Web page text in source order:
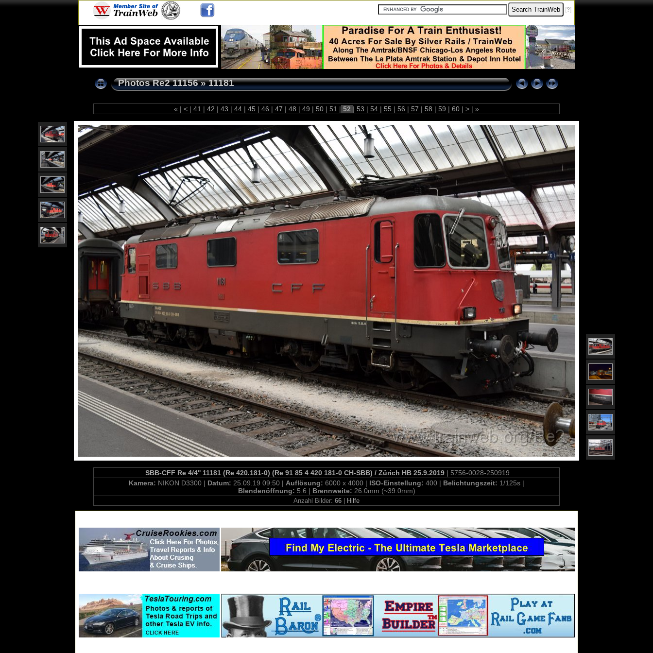
[?]
Photos Re2 11156»11181
« | < | 41 | 42 | 43 | 44 | 45 | 46 | 47 | 48 | 49 | 50 | 51 | 52 | 53 | 54 | 55 | 56 | 57 | 58 | 59 | 60 | > | »
SBB-CFF Re 4/4'' 11181 (Re 420.181-0) (Re 91 85 4 420 181-0 CH-SBB) / Zürich HB 25.9.2019 | 5756-0028-250919
Kamera: NIKON D3300 | Datum: 25.09.19 09:50 | Auflösung: 6000 x 4000 | ISO-Einstellung: 400 | Belichtungszeit: 1/125s |
Blendenöffnung: 5.6 | Brennweite: 26.0mm (~39.0mm)
Anzahl Bilder: 66 Hilfe